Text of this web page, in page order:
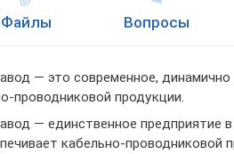
Файлы Вопросы
— это современное,
проводниковой продукции.
— единственное предприятие
кабельно-проводниковой